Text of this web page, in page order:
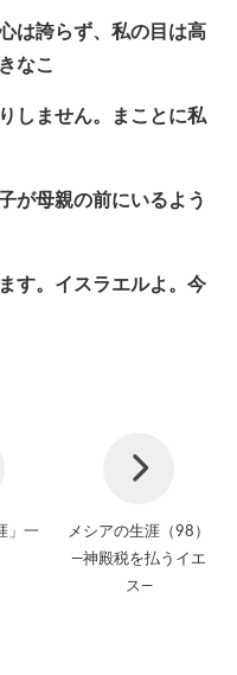
らず、私の目は高
なこ
しません。まことに私
が母親の前にいるよう
す。イスラエルよ。今
」一
メシアの生涯（98）
—神殿税を払うイエ
ス—